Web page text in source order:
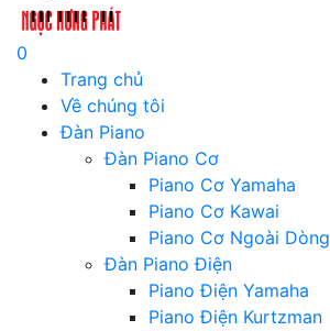
0
Trang chủ
Về chúng tôi
Đàn Piano
Đàn Piano Cơ
Piano Cơ Yamaha
Piano Cơ Kawai
Piano Cơ Ngoài Dòng
Đàn Piano Điện
Piano Điện Yamaha
Piano Điện Kurtzman